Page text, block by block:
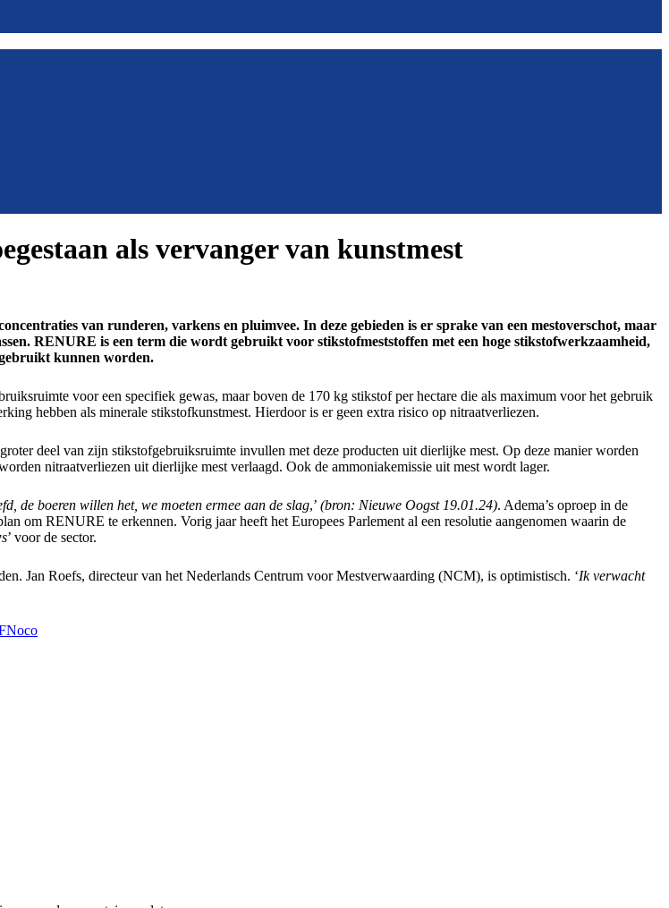
als vervanger van kunstmest
van runderen, varkens en pluimvee. In deze gebieden is er sprake van een mestoverschot, maar
RENURE is een term die wordt gebruikt voor stikstofmeststoffen met een hoge stikstofwerkzaamheid,
kunnen worden.
voor een specifiek gewas, maar boven de 170 kg stikstof per hectare die als maximum voor het gebruik
hebben als minerale stikstofkunstmest. Hierdoor is er geen extra risico op nitraatverliezen.
deel van zijn stikstofgebruiksruimte invullen met deze producten uit dierlijke mest. Op deze manier worden
nitraatverliezen uit dierlijke mest verlaagd. Ook de ammoniakemissie uit mest wordt lager.
de boeren willen het, we moeten ermee aan de slag,’ (bron: Nieuwe Oogst 19.01.24). Adema’s oproep in de
om RENURE te erkennen. Vorig jaar heeft het Europees Parlement al een resolutie aangenomen waarin de
’ voor de sector.
Jan Roefs, directeur van het Nederlands Centrum voor Mestverwaarding (NCM), is optimistisch. ‘Ik verwacht